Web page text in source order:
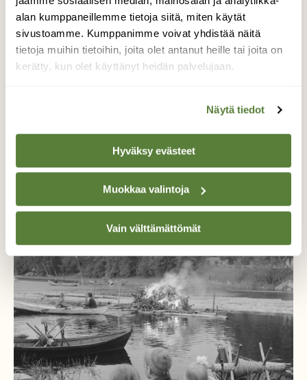
alan kumppaneillemme tietoja siitä, miten käytät
sivustoamme. Kumppanimme voivat yhdistää näitä
tietoja muihin tietoihin, joita olet antanut heille tai joita on
kerätty, kun olet käyttänyt heidän palvelujaan.
Näytä tiedot
Hyväksy evästeet
Muokkaa valintoja
Vain välttämättömät
luonnonystävien joukkoon!
Alk. 3 numeroa 23,40 €.
Lisää aiheesta